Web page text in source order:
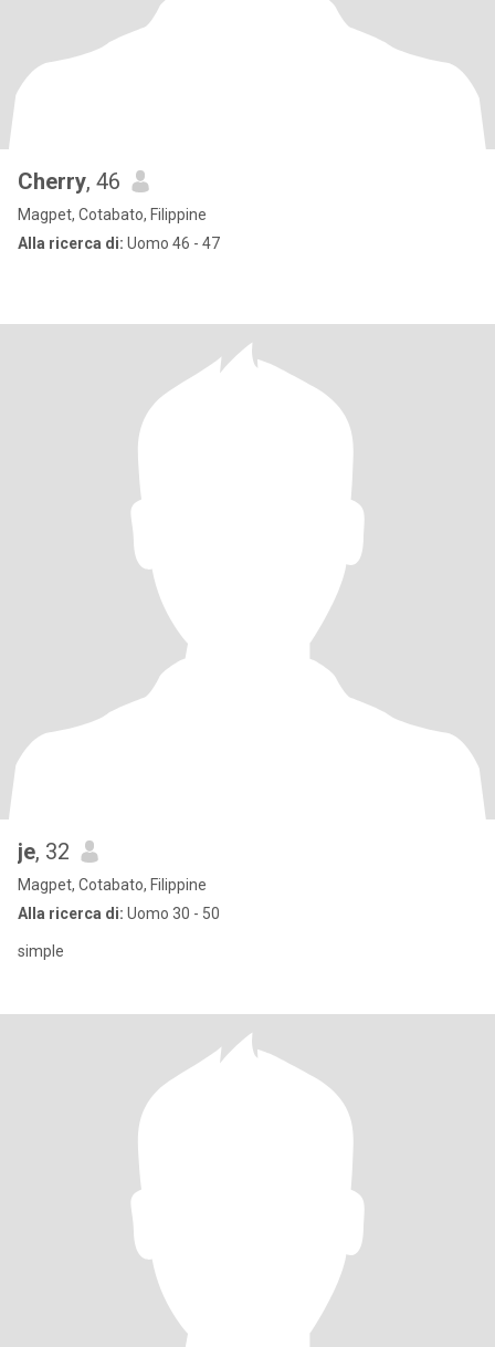
Cherry, 46
Magpet, Cotabato, Filippine
Alla ricerca di: Uomo 46 - 47
je, 32
Magpet, Cotabato, Filippine
Alla ricerca di: Uomo 30 - 50
simple